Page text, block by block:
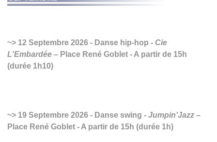
12 Septembre 2026 - Danse hip-hop - Cie
L'Embardée – Place René Goblet - A partir de 15h
(durée 1h10)
19 Septembre 2026 - Danse swing - Jumpin'Jazz –
Place René Goblet - A partir de 15h (durée 1h)